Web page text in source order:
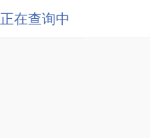
正在查询中